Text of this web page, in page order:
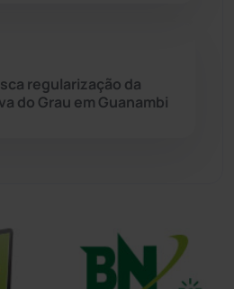
regularização da
do Grau em Guanambi